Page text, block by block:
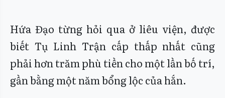
Hứa Đạo từng hỏi qua ở liêu viện, được
biết Tụ Linh Trận cấp thấp nhất cũng
phải hơn trăm phù tiền cho một lần bố trí,
gần bằng một năm bổng lộc của hắn.